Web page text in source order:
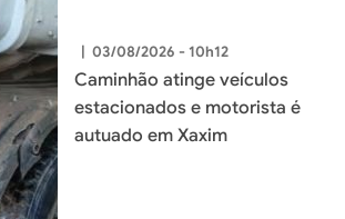
| 03/08/2026 - 10h12
Caminhão atinge veículos
estacionados e motorista é
autuado em Xaxim